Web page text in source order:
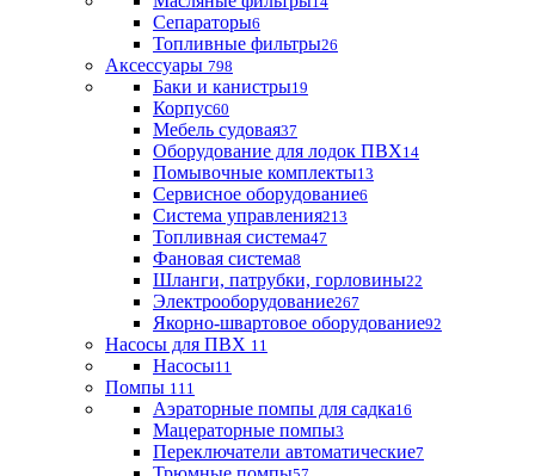
Сепараторы6
Топливные фильтры26
Аксессуары 798
Баки и канистры19
Корпус60
Мебель судовая37
Оборудование для лодок ПВХ14
Помывочные комплекты13
Сервисное оборудование6
Система управления213
Топливная система47
Фановая система8
Шланги, патрубки, горловины22
Электрооборудование267
Якорно-швартовое оборудование92
Насосы для ПВХ 11
Насосы11
Помпы 111
Аэраторные помпы для садка16
Мацераторные помпы3
Переключатели автоматические7